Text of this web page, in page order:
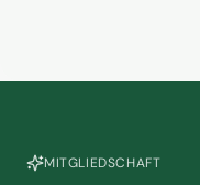
MITGLIEDSCHAFT